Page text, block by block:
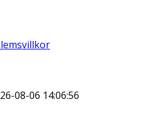
08-06 14:06:56